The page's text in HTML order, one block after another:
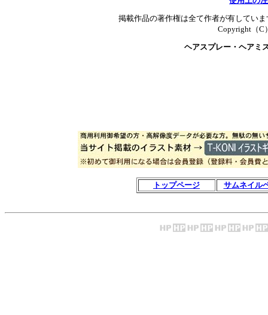
掲載作品の著作権は全て作者が有してい
Copyright（C
ヘアスプレー・ヘアミ
トップページ サムネイル